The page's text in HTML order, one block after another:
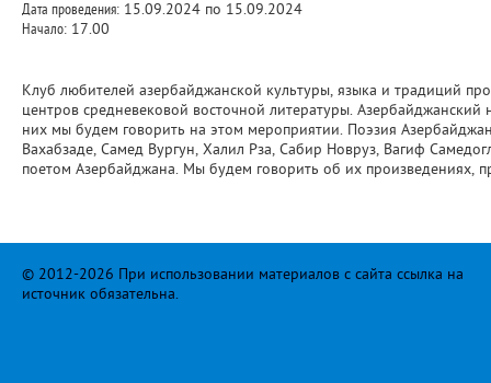
Дата проведения: 15.09.2024 по 15.09.2024
Начало: 17.00
Клуб любителей азербайджанской культуры, языка и традиций
центров средневековой восточной литературы.
них мы будем говорить на этом мероприятии. Поэзия
Вахабзаде, Самед Вургун, Халил Рза, Сабир Новруз, Вагиф
поетом Азербайджана. Мы будем говорить об их произведениях,
© 2012-2026 При использовании материалов с сайта ссылка на
источник обязательна.